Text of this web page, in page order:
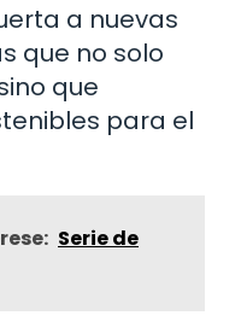
a nuevas
que no solo
que
para el
Serie de